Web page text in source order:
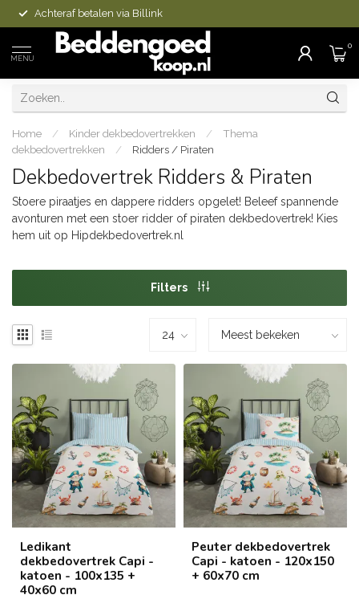
Achteraf betalen via Billink
MENU
0
Home / Kinder dekbedovertrekken /
Thema
dekbedovertrekken
/ Ridders / Piraten
Dekbedovertrek Ridders & Piraten
Stoere piraatjes en dappere ridders opgelet! Beleef spannende
avonturen met een stoer ridder of piraten dekbedovertrek! Kies
hem uit op Hipdekbedovertrek.nl
Filters
Ledikant
dekbedovertrek Capi -
katoen - 100x135 +
40x60 cm
Peuter dekbedovertrek
Capi - katoen - 120x150
+ 60x70 cm